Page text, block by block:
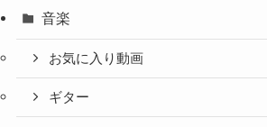
音楽
お気に入り動画
ギター